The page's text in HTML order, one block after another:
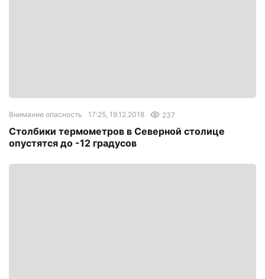
Внимание опасность 17:25, 19.12.2018 237
Столбики термометров в Северной столице
опустятся до -12 градусов